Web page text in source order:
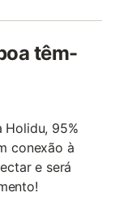
têm-
Holidu, 95%
conexão à
e será